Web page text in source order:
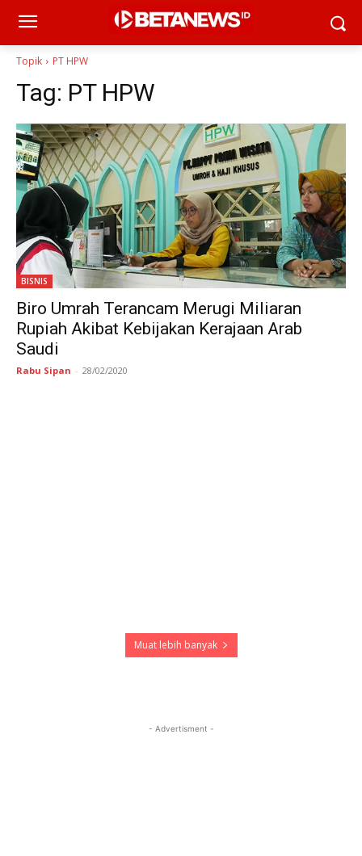
Topik PT HPW
Tag: PT HPW
BISNIS
Biro Umrah Terancam Merugi Miliaran
Rupiah Akibat Kebijakan Kerajaan Arab
Saudi
Rabu Sipan - 28/02/2020
Muat lebih banyak
- Advertisment -